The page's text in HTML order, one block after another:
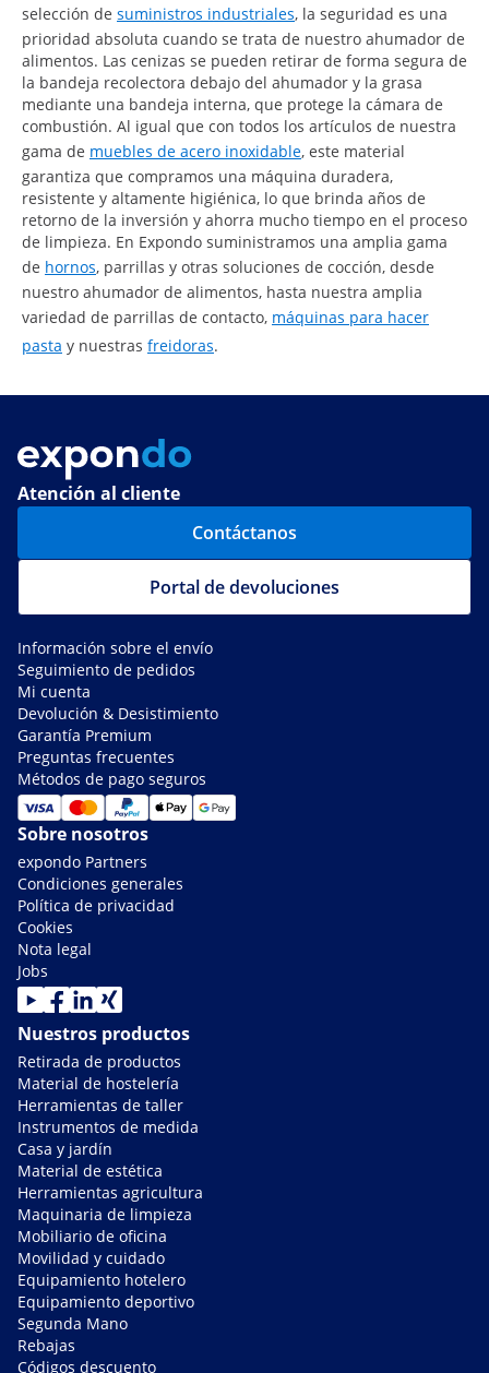
selección de suministros industriales, la seguridad es una
prioridad absoluta cuando se trata de nuestro ahumador de
alimentos. Las cenizas se pueden retirar de forma segura de
la bandeja recolectora debajo del ahumador y la grasa
mediante una bandeja interna, que protege la cámara de
combustión. Al igual que con todos los artículos de nuestra
gama de muebles de acero inoxidable, este material
garantiza que compramos una máquina duradera,
resistente y altamente higiénica, lo que brinda años de
retorno de la inversión y ahorra mucho tiempo en el proceso
de limpieza. En Expondo suministramos una amplia gama
de hornos, parrillas y otras soluciones de cocción, desde
nuestro ahumador de alimentos, hasta nuestra amplia
variedad de parrillas de contacto, máquinas para hacer
pasta y nuestras freidoras.
Atención al cliente
Contáctanos
Portal de devoluciones
Información sobre el envío
Seguimiento de pedidos
Mi cuenta
Devolución & Desistimiento
Garantía Premium
Preguntas frecuentes
Métodos de pago seguros
Sobre nosotros
expondo Partners
Condiciones generales
Política de privacidad
Cookies
Nota legal
Jobs
Nuestros productos
Retirada de productos
Material de hostelería
Herramientas de taller
Instrumentos de medida
Casa y jardín
Material de estética
Herramientas agricultura
Maquinaria de limpieza
Mobiliario de oficina
Movilidad y cuidado
Equipamiento hotelero
Equipamiento deportivo
Segunda Mano
Rebajas
Códigos descuento